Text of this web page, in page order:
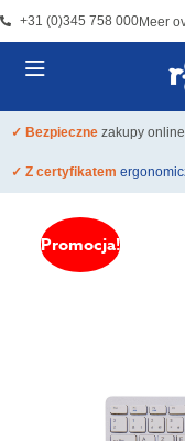
+31 (0)345 758 000Meer
✓ Bezpieczne zakupy online
✓ Z certyfikatem
Promocja!